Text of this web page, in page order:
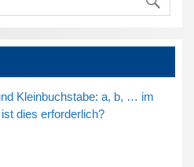
Kleinbuchstabe: a, b, … im
dies erforderlich?